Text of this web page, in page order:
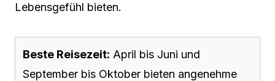
Lebensgefühl bieten.
Beste Reisezeit: April bis Juni und
September bis Oktober bieten angenehme